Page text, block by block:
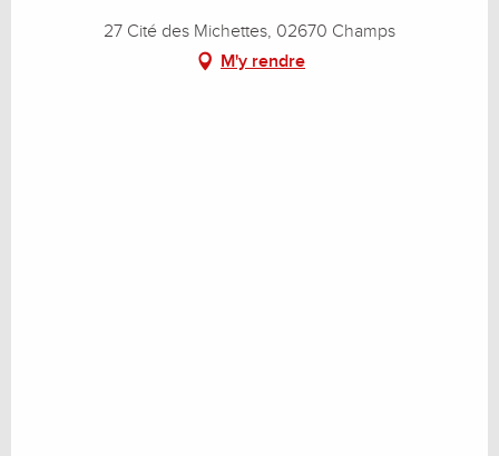
27 Cité des Michettes, 02670 Champs
M'y rendre